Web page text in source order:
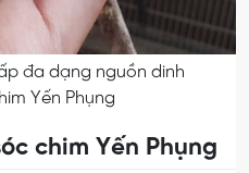
đa dạng nguồn dinh
Yến Phụng
chim Yến Phụng